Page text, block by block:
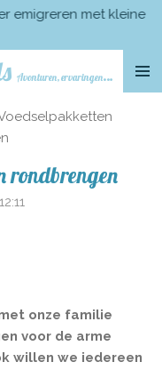
Avonturen, ervaringen en tips over emigreren met kleine kinderen
emigreren met kleine
rondbrengen
onze familie
voor de arme
willen we iedereen